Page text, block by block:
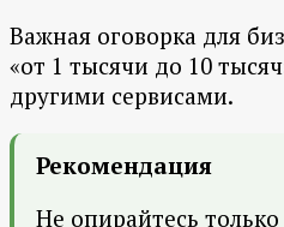
Важная оговорка для
«от 1 тысячи до 10
другими сервисами.
Рекомендация
Не опирайтесь